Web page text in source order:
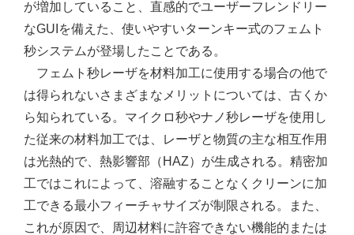
が増加していること、直感的でユーザーフレンドリー
なGUIを備えた、使いやすいターンキー式のフェムト
秒システムが登場したことである。
フェムト秒レーザを材料加工に使用する場合の他で
は得られないさまざまなメリットについては、古くか
ら知られている。マイクロ秒やナノ秒レーザを使用し
た従来の材料加工では、レーザと物質の主な相互作用
は光熱的で、熱影響部（HAZ）が生成される。精密加
工ではこれによって、溶融することなくクリーンに加
工できる最小フィーチャサイズが制限される。また、
これが原因で、周辺材料に許容できない機能的または